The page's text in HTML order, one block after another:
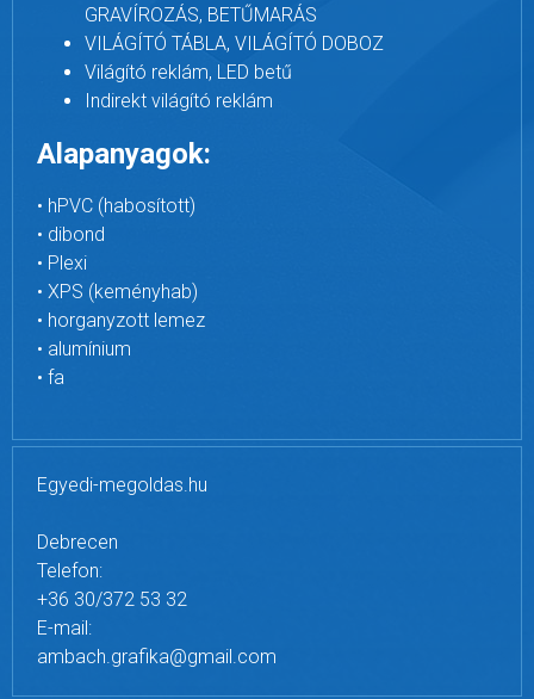
GRAVÍROZÁS, BETŰMARÁS
VILÁGÍTÓ TÁBLA, VILÁGÍTÓ DOBOZ
Világító reklám, LED betű
Indirekt világító reklám
Alapanyagok:
• hPVC (habosított)
• dibond
• Plexi
• XPS (keményhab)
• horganyzott lemez
• alumínium
• fa
Egyedi-megoldas.hu
Debrecen
Telefon:
+36 30/372 53 32
E-mail:
ambach.grafika@gmail.com